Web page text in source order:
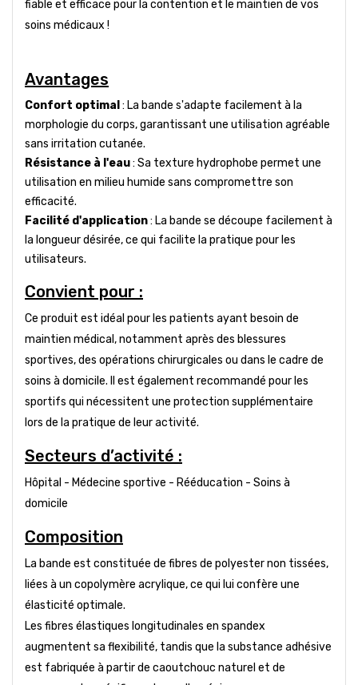
fiable et efficace pour la contention et le maintien de vos
soins médicaux !
Avantages
Confort optimal : La bande s'adapte facilement à la
morphologie du corps, garantissant une utilisation agréable
sans irritation cutanée.
Résistance à l'eau: Sa texture hydrophobe permet une
utilisation en milieu humide sans compromettre son
efficacité.
Facilité d'application: La bande se découpe facilement à
la longueur désirée, ce qui facilite la pratique pour les
utilisateurs.
Convient pour :
Ce produit est idéal pour les patients ayant besoin de
maintien médical, notamment après des blessures
sportives, des opérations chirurgicales ou dans le cadre de
soins à domicile. Il est également recommandé pour les
sportifs qui nécessitent une protection supplémentaire
lors de la pratique de leur activité.
Secteurs d’activité :
Hôpital - Médecine sportive - Rééducation - Soins à
domicile
Composition
La bande est constituée de fibres de polyester non tissées,
liées à un copolymère acrylique, ce qui lui confère une
élasticité optimale.
Les fibres élastiques longitudinales en spandex
augmentent sa flexibilité, tandis que la substance adhésive
est fabriquée à partir de caoutchouc naturel et de